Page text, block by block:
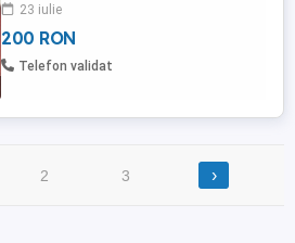
23 iulie
200 RON
Telefon validat
2 3 ›